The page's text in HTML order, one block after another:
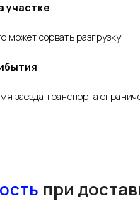
участке
может сорвать разгрузку.
заезда транспорта
при